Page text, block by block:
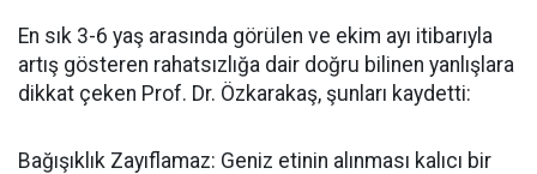
En sık 3-6 yaş arasında görülen ve ekim ayı itibarıyla
artış gösteren rahatsızlığa dair doğru bilinen yanlışlara
dikkat çeken Prof. Dr. Özkarakaş, şunları kaydetti:
Bağışıklık Zayıflamaz: Geniz etinin alınması kalıcı bir